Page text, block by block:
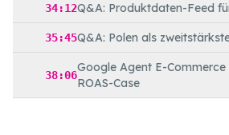
34:12Q&A: Produktdaten-Feed
35:45Q&A: Polen als
38:06
Google Agent E-Commerce
ROAS-Case